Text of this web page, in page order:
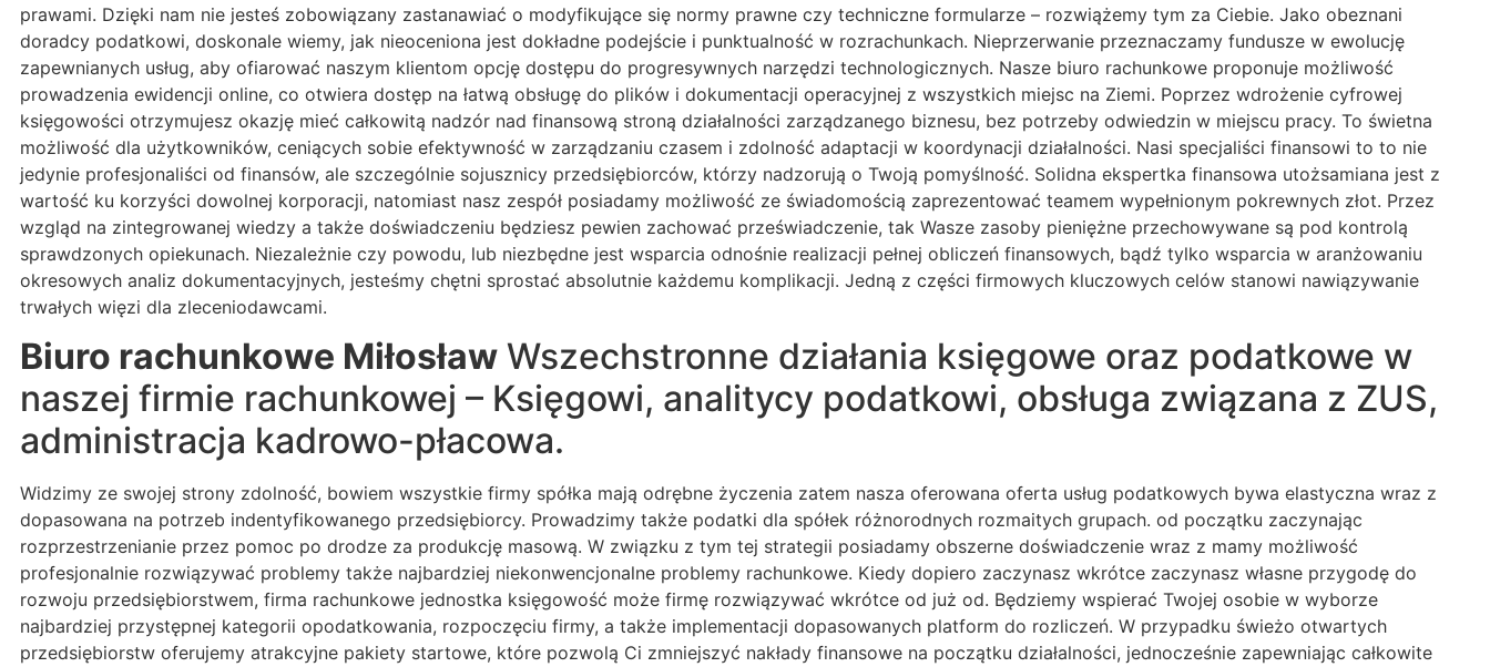
prawami. Dzięki nam nie jesteś zobowiązany zastanawiać o modyfikujące się normy prawne czy techniczne formularze – rozwiążemy tym za Ciebie. Jako obeznani
doradcy podatkowi, doskonale wiemy, jak nieoceniona jest dokładne podejście i punktualność w rozrachunkach. Nieprzerwanie przeznaczamy fundusze w ewolucję
zapewnianych usług, aby ofiarować naszym klientom opcję dostępu do progresywnych narzędzi technologicznych. Nasze biuro rachunkowe proponuje możliwość
prowadzenia ewidencji online, co otwiera dostęp na łatwą obsługę do plików i dokumentacji operacyjnej z wszystkich miejsc na Ziemi. Poprzez wdrożenie cyfrowej
księgowości otrzymujesz okazję mieć całkowitą nadzór nad finansową stroną działalności zarządzanego biznesu, bez potrzeby odwiedzin w miejscu pracy. To świetna
możliwość dla użytkowników, ceniących sobie efektywność w zarządzaniu czasem i zdolność adaptacji w koordynacji działalności. Nasi specjaliści finansowi to to nie
jedynie profesjonaliści od finansów, ale szczególnie sojusznicy przedsiębiorców, którzy nadzorują o Twoją pomyślność. Solidna ekspertka finansowa utożsamiana jest z
wartość ku korzyści dowolnej korporacji, natomiast nasz zespół posiadamy możliwość ze świadomością zaprezentować teamem wypełnionym pokrewnych złot. Przez
wzgląd na zintegrowanej wiedzy a także doświadczeniu będziesz pewien zachować przeświadczenie, tak Wasze zasoby pieniężne przechowywane są pod kontrolą
sprawdzonych opiekunach. Niezależnie czy powodu, lub niezbędne jest wsparcia odnośnie realizacji pełnej obliczeń finansowych, bądź tylko wsparcia w aranżowaniu
okresowych analiz dokumentacyjnych, jesteśmy chętni sprostać absolutnie każdemu komplikacji. Jedną z części firmowych kluczowych celów stanowi nawiązywanie
trwałych więzi dla zleceniodawcami.
Biuro rachunkowe Miłosław Wszechstronne działania księgowe oraz podatkowe w
naszej firmie rachunkowej – Księgowi, analitycy podatkowi, obsługa związana z ZUS,
administracja kadrowo-płacowa.
Widzimy ze swojej strony zdolność, bowiem wszystkie firmy spółka mają odrębne życzenia zatem nasza oferowana oferta usług podatkowych bywa elastyczna wraz z
dopasowana na potrzeb indentyfikowanego przedsiębiorcy. Prowadzimy także podatki dla spółek różnorodnych rozmaitych grupach. od początku zaczynając
rozprzestrzenianie przez pomoc po drodze za produkcję masową. W związku z tym tej strategii posiadamy obszerne doświadczenie wraz z mamy możliwość
profesjonalnie rozwiązywać problemy także najbardziej niekonwencjonalne problemy rachunkowe. Kiedy dopiero zaczynasz wkrótce zaczynasz własne przygodę do
rozwoju przedsiębiorstwem, firma rachunkowe jednostka księgowość może firmę rozwiązywać wkrótce od już od. Będziemy wspierać Twojej osobie w wyborze
najbardziej przystępnej kategorii opodatkowania, rozpoczęciu firmy, a także implementacji dopasowanych platform do rozliczeń. W przypadku świeżo otwartych
przedsiębiorstw oferujemy atrakcyjne pakiety startowe, które pozwolą Ci zmniejszyć nakłady finansowe na początku działalności, jednocześnie zapewniając całkowite